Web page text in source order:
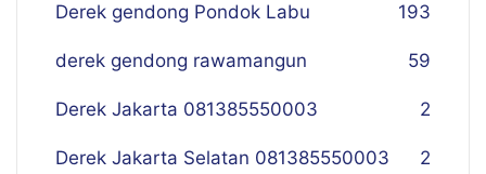
Derek gendong Pondok Labu 193
derek gendong rawamangun 59
Derek Jakarta 081385550003 2
Derek Jakarta Selatan 081385550003 2